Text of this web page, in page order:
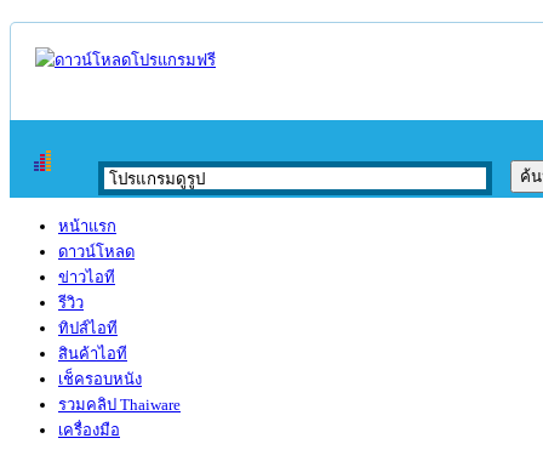
หน้าแรก
ดาวน์โหลด
ข่าวไอที
รีวิว
ทิปส์ไอที
สินค้าไอที
เช็ครอบหนัง
รวมคลิป Thaiware
เครื่องมือ